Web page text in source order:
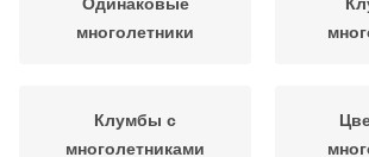
многолетники
Клумбы с
многолетниками